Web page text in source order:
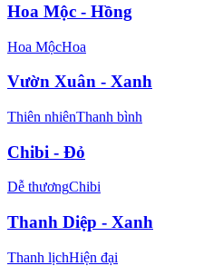
Hoa Mộc - Hồng
Hoa MộcHoa
Vườn Xuân - Xanh
Thiên nhiênThanh bình
Chibi - Đỏ
Dễ thươngChibi
Thanh Diệp - Xanh
Thanh lịchHiện đại